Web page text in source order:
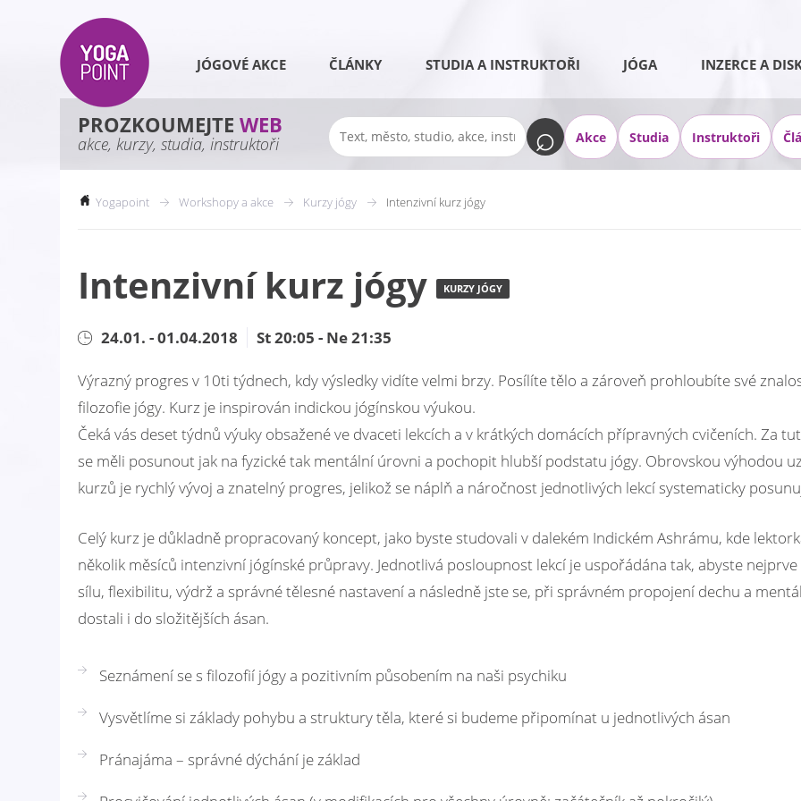
JÓGOVÉ AKCE ČLÁNKY STUDIA A INSTRUKTOŘI JÓGA INZERCE A
PROZKOUMEJTE WEB
akce, kurzy, studia, instruktoři Akce Studia Instruktoři
Yogapoint Workshopy a akce Kurzy jógy Intenzivní kurz jógy
Intenzivní kurz jógy KURZY JÓGY
24.01. - 01.04.2018 St 20:05 - Ne 21:35
Výrazný progres v 10ti týdnech, kdy výsledky vidíte velmi brzy. Posílíte tělo a zároveň prohloubíte své
filozofie jógy. Kurz je inspirován indickou jógínskou výukou.
Čeká vás deset týdnů výuky obsažené ve dvaceti lekcích a v krátkých domácích přípravných cvičeních. Za
se měli posunout jak na fyzické tak mentální úrovni a pochopit hlubší podstatu jógy. Obrovskou výhodou
kurzů je rychlý vývoj a znatelný progres, jelikož se náplň a náročnost jednotlivých lekcí systematicky
Celý kurz je důkladně propracovaný koncept, jako byste studovali v dalekém Indickém Ashrámu, kde
několik měsíců intenzivní jógínské průpravy. Jednotlivá posloupnost lekcí je uspořádána tak, abyste
sílu, flexibilitu, výdrž a správné tělesné nastavení a následně jste se, při správném propojení dechu a
dostali i do složitějších ásan.
Seznámení se s filozofií jógy a pozitivním působením na naši psychiku
Vysvětlíme si základy pohybu a struktury těla, které si budeme připomínat u jednotlivých ásan
Pránajáma – správné dýchání je základ